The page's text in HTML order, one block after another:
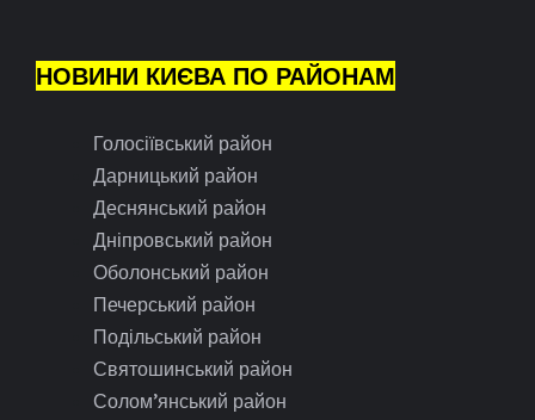
НОВИНИ КИЄВА ПО РАЙОНАМ
Голосіївський район
Дарницький район
Деснянський район
Дніпровський район
Оболонський район
Печерський район
Подільський район
Святошинський район
Солом’янський район